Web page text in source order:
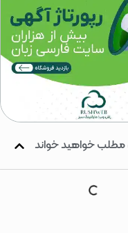
مطلب خواهید خواند